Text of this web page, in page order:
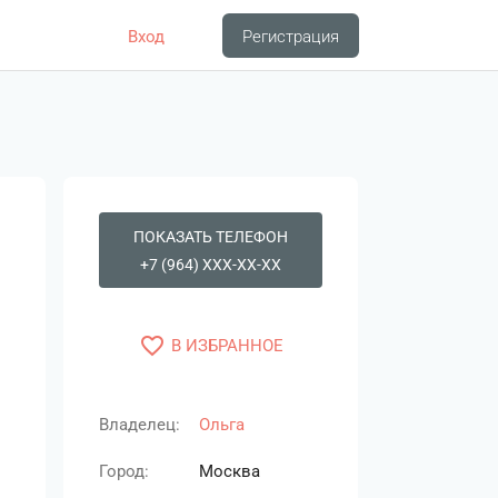
Вход Регистрация
ПОКАЗАТЬ ТЕЛЕФОН
+7 (964) XXX-XX-XX
favorite_border В ИЗБРАННОЕ
Владелец: Ольга
Город: Москва